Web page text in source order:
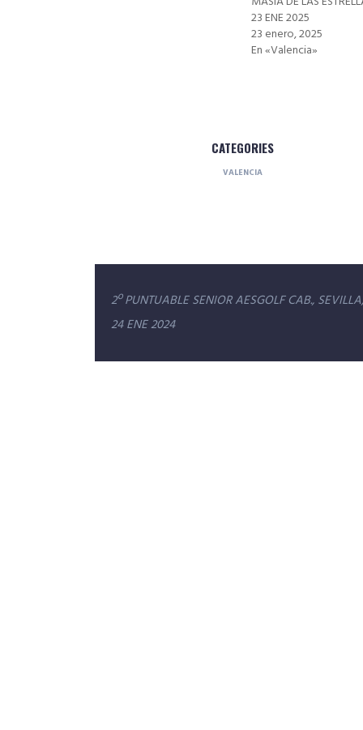
23 ENE 2025
23 enero, 2025
En «Valencia»
CATEGORIES
VALENCIA
Navegación
de
entradas
2º PUNTUABLE SENIOR AESGOLF CAB.,
24 ENE 2024